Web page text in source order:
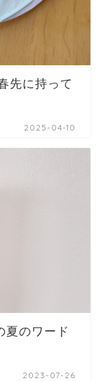
先に持って
2025-04-10
夏のワード
2023-07-26